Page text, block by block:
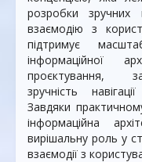
розробки
взаємодію з
підтримує
інформаційної
проєктування,
зручність
Завдяки
інформаційна
вирішальну роль у
взаємодії з